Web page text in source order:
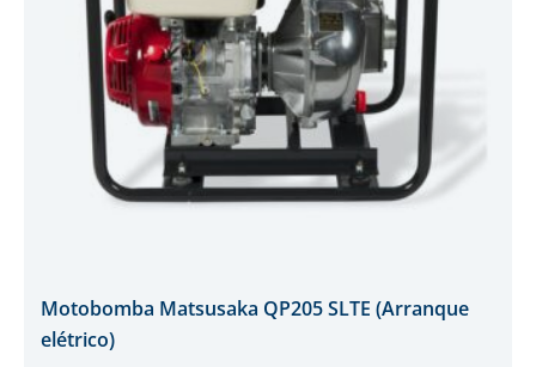
Motobomba Matsusaka QP205 SLTE (Arranque
elétrico)